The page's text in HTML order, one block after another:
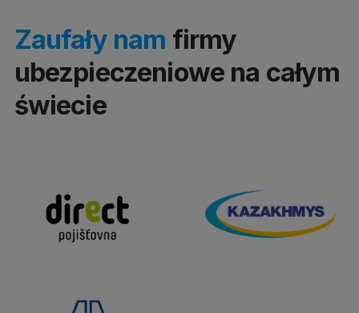
Zaufały nam firmy
ubezpieczeniowe na całym
świecie